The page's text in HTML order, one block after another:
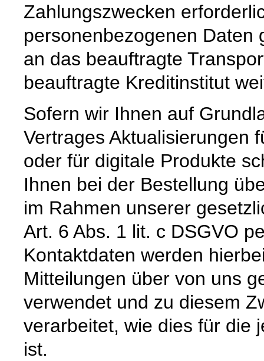
Zahlungszwecken
personenbezogenen Daten
an das beauftragte
beauftragte Kreditinstitut
Sofern wir Ihnen auf
Vertrages Aktualisierungen
oder für digitale Produkte
Ihnen bei der Bestellung
im Rahmen unserer
Art. 6 Abs. 1 lit. c DSGVO
Kontaktdaten werden
Mitteilungen über von uns
verwendet und zu diesem
verarbeitet, wie dies für die
ist.